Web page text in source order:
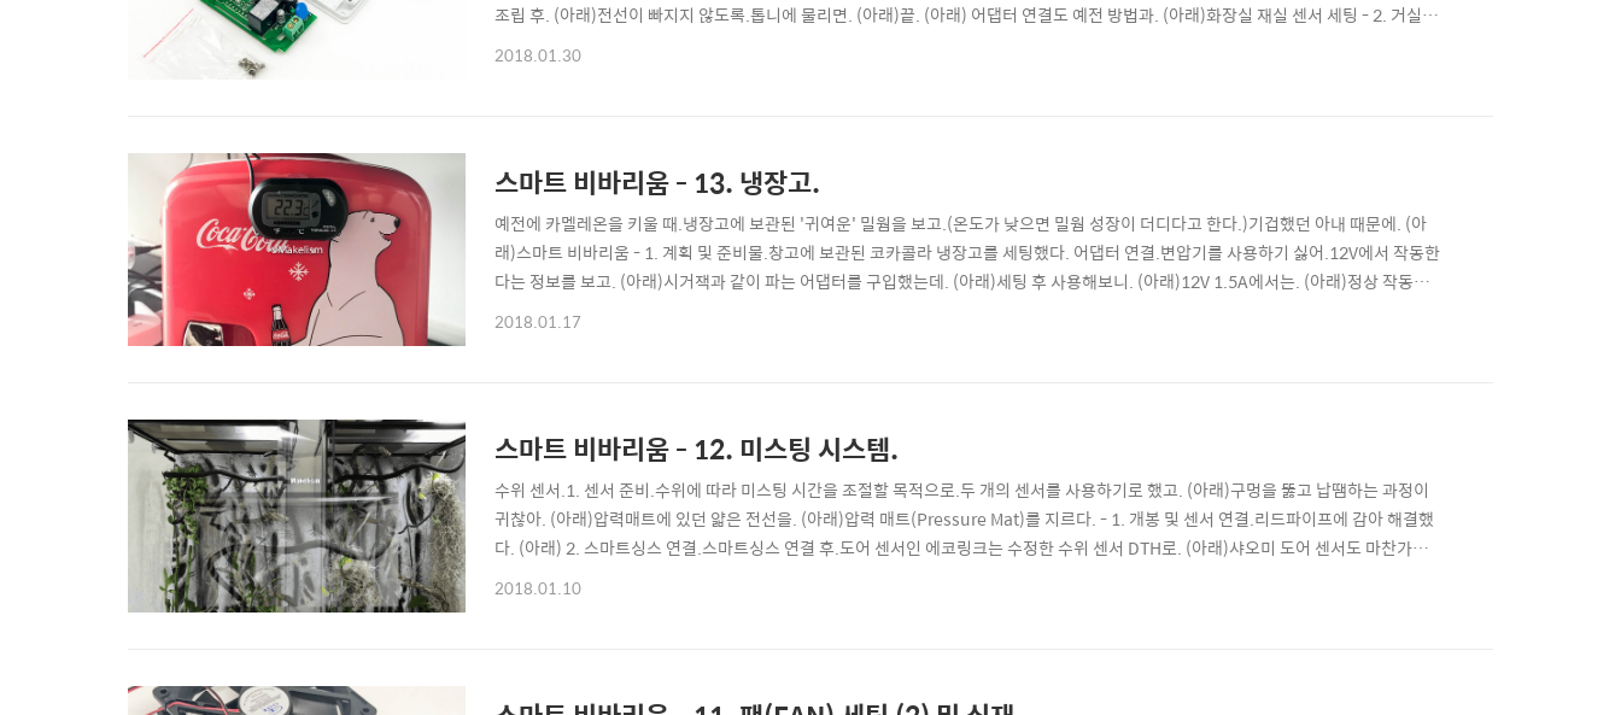
조립 후. (아래)전선이 빠지지 않도록.톱니에 물리면. (아래)끝. (아래) 어댑터 연결도 예전 방법과. (아래)화장실 재실 센서 세팅 - 2. 거실.
(2)똑같이 조립해서. (아래) 끝. (아래) SONOFF 철거.위모 스위치 간섭 때문에.샤오미 6구 멀티탭을 사용할 수 없어.1구 연장선과. 스마트
2018.01.30
스마트 비바리움 - 13. 냉장고.
예전에 카멜레온을 키울 때.냉장고에 보관된 '귀여운' 밀웜을 보고.(온도가 낮으면 밀웜 성장이 더디다고 한다.)기겁했던 아내 때문에. (아
래)스마트 비바리움 - 1. 계획 및 준비물.창고에 보관된 코카콜라 냉장고를 세팅했다. 어댑터 연결.변압기를 사용하기 싫어.12V에서 작동한
다는 정보를 보고. (아래)시거잭과 같이 파는 어댑터를 구입했는데. (아래)세팅 후 사용해보니. (아래)12V 1.5A에서는. (아래)정상 작동을
안 해. (아래)12V, 2A 어댑터로 바꿔서. (아래)해결했다. (아래) 테스트.펠티어 방식이라.실내에서 영하 온도는 기대 안 하지만.내 목표 온도
2018.01.17
스마트 비바리움 - 12. 미스팅 시스템.
수위 센서.1. 센서 준비.수위에 따라 미스팅 시간을 조절할 목적으로.두 개의 센서를 사용하기로 했고. (아래)구멍을 뚫고 납땜하는 과정이
귀찮아. (아래)압력매트에 있던 얇은 전선을. (아래)압력 매트(Pressure Mat)를 지르다. - 1. 개봉 및 센서 연결.리드파이프에 감아 해결했
다. (아래) 2. 스마트싱스 연결.스마트싱스 연결 후.도어 센서인 에코링크는 수정한 수위 센서 DTH로. (아래)샤오미 도어 센서도 마찬가지
방법으로 세팅해서 끝. (아래) 3. 센서 설치. 4. 테스트.세팅 후. (아래)낮은 곳(좌)과 높은 곳(우)에 위치한 센서 작동 확인. (아래) 5. 수
2018.01.10